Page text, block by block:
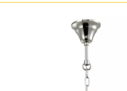
Флористика
Хром
Черные